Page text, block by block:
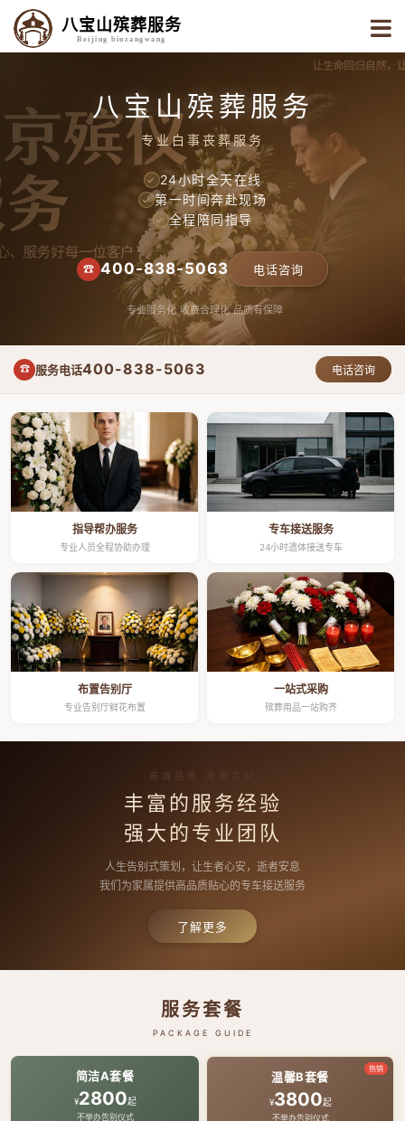
八宝山殡葬服务
Beijing binzangwang
八宝山殡葬服务
专业白事丧葬服务
✓ 24小时全天在线
✓ 第一时间奔赴现场
✓ 全程陪同指导
☎ 400-838-5063 电话咨询
专业服务化 收费合理化 品质有保障
☎ 服务电话400-838-5063 电话咨询
指导帮办服务
专业人员全程协助办理
专车接送服务
24小时遗体接送专车
布置告别厅
专业告别厅鲜花布置
一站式采购
殡葬用品一站购齐
高端品质 按需定制
丰富的服务经验
强大的专业团队
人生告别式策划，让生者心安，逝者安息
我们为家属提供高品质贴心的专车接送服务
了解更多
服务套餐
PACKAGE GUIDE
简洁A套餐
¥2800起
不举办告别仪式
热销
温馨B套餐
¥3800起
不举办告别仪式